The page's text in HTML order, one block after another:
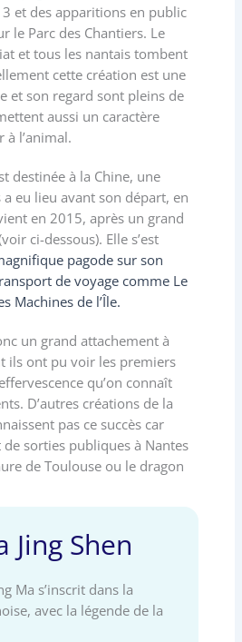
et des apparitions en public
le Parc des Chantiers. Le
et tous les nantais tombent
cette création est une
et son regard sont pleins de
aussi un caractère
l’animal.
destinée à la Chine, une
eu lieu avant son départ, en
en 2015, après un grand
ci-dessous). Elle s’est
pagode sur son
de voyage comme Le
Machines de l’Île.
un grand attachement à
ils ont pu voir les premiers
qu’on connaît
D’autres créations de la
pas ce succès car
de sorties publiques à Nantes
de Toulouse ou le dragon
Jing Shen
Ma s’inscrit dans la
avec la légende de la